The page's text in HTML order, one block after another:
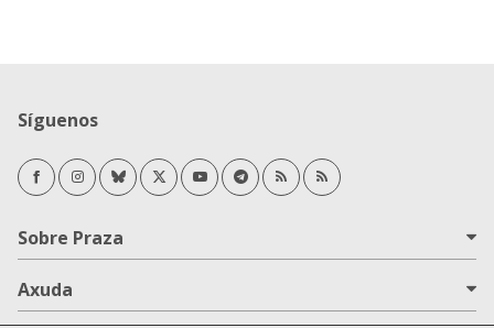
Síguenos
FacebookInstagramBlueskyTwitter/XYoutubeTelegramRSS NovasRSS Opinión
Sobre Praza
Axuda